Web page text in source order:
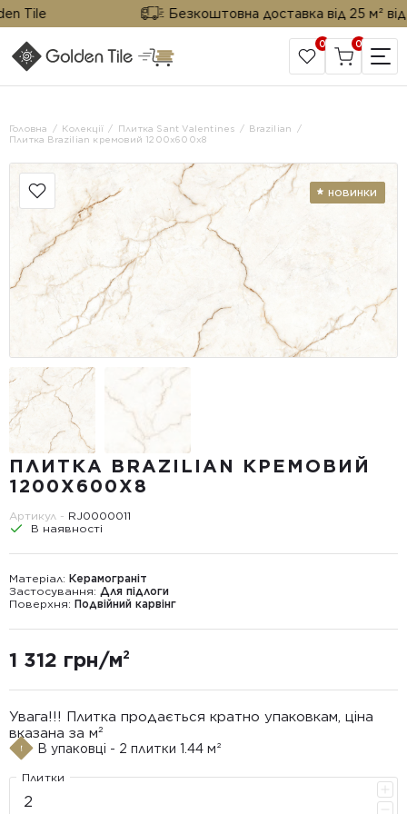
Tile Безкоштовна доставка від 25 м² від
САЙТ КОМПАНІЇ
0 0
Головна Колекції Плитка Sant Valentines
Brazilian
Плитка Brazilian кремовий 1200x600x8
ПЛИТКА BRAZILIAN КРЕМОВИЙ
1200X600X8
Артикул - RJ0000011
В наявності
Матеріал: Керамограніт
Застосування: Для підлоги
Поверхня: Подвійний карвінг
1 312 грн/м²
Увага!!! Плитка продається кратно упаковкам, ціна
вказана за м²
В упаковці - 2 плитки 1.44 м²
Плитки